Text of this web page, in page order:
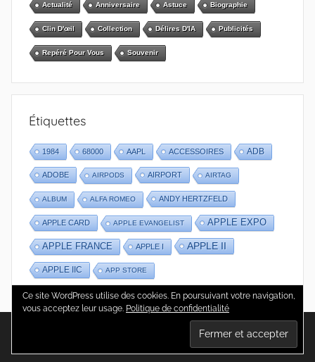
Actualité Anniversaire Astuce Biographie
Clin D'œil Collection Délires D'IA Publicités
Repéré Pour Vous Souvenir
Étiquettes
1984 68000 AAPL ACCESSOIRES ADB
ADOBE AIRPODS AIRPORT AIRTAG
ALBUM ALFA ROMEO ANDY HERTZFELD
APPLE CARD APPLE EVANGELIST APPLE EXPO
APPLE FRANCE APPLE I APPLE II
APPLE IIC APP STORE
WordPress Theme: Donovan by ThemeZee.
Ce site WordPress utilise des cookies. En poursuivant votre navigation,
vous acceptez leur usage. Politique de confidentialité